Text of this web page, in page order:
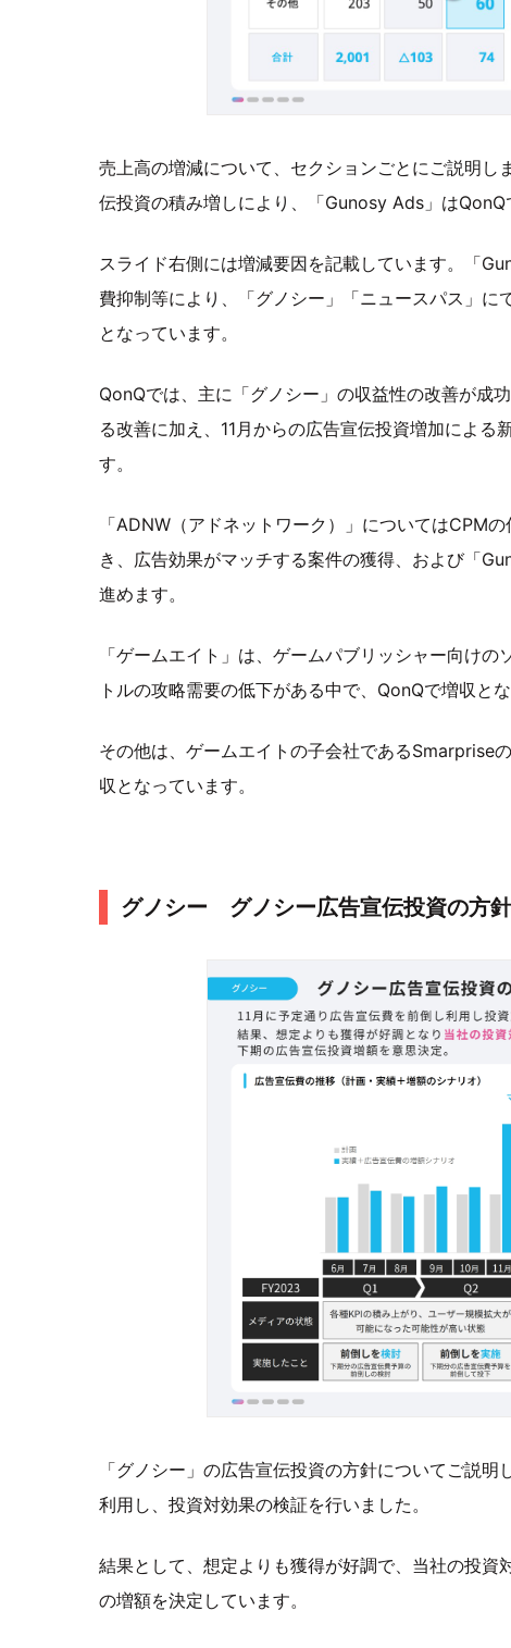
売上高の増減について、セクションごとにご説明
伝投資の積み増しにより、「Gunosy Ads」はQonQ
スライド右側には増減要因を記載しています。「
費抑制等により、「グノシー」「ニュースパス」
となっています。
QonQでは、主に「グノシー」の収益性の改善が成
る改善に加え、11月からの広告宣伝投資増加によ
す。
「ADNW（アドネットワーク）」についてはCPM
き、広告効果がマッチする案件の獲得、および「
進めます。
「ゲームエイト」は、ゲームパブリッシャー向け
トルの攻略需要の低下がある中で、QonQで増収とな
その他は、ゲームエイトの子会社であるSmarprise
収となっています。
グノシー グノシー広告宣伝投資の方針
「グノシー」の広告宣伝投資の方針についてご説
利用し、投資対効果の検証を行いました。
結果として、想定よりも獲得が好調で、当社の投
の増額を決定しています。